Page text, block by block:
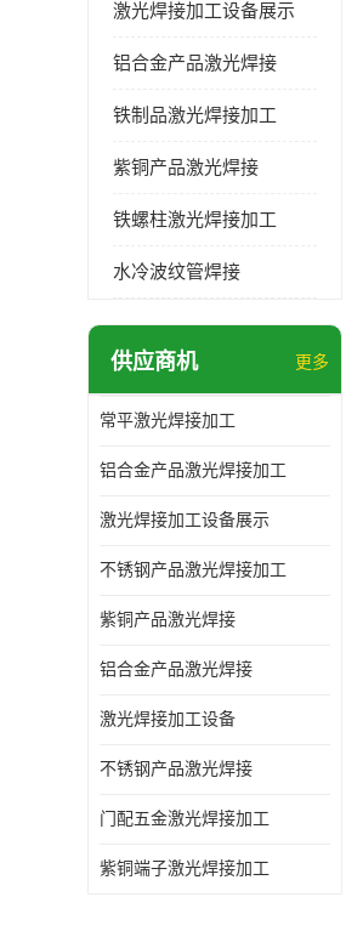
激光焊接加工设备展示
铝合金产品激光焊接
铁制品激光焊接加工
紫铜产品激光焊接
铁螺柱激光焊接加工
水冷波纹管焊接
供应商机 更多
常平激光焊接加工
铝合金产品激光焊接加工
激光焊接加工设备展示
不锈钢产品激光焊接加工
紫铜产品激光焊接
铝合金产品激光焊接
激光焊接加工设备
不锈钢产品激光焊接
门配五金激光焊接加工
紫铜端子激光焊接加工